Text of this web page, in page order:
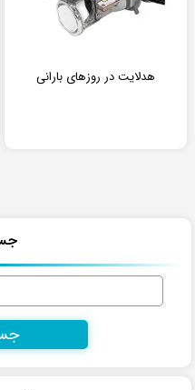
هدلایت در روزهای بارانی
جستجو